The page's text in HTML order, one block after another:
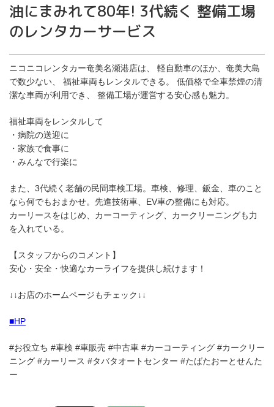
油にまみれて80年! 3代続く 整備工場
のレンタカーサービス
ニコニコレンタカー奄美名瀬港店は、 軽自動車のほか、奄美大島
で数少ない、 福祉車両もレンタルできる。 低価格で全車禁煙の清
潔な車両が利用でき、 整備工場が運営する安心感も魅力。
福祉車両をレンタルして
・病院の送迎に
・家族で食事に
・みんなで行楽に
また、3代続く老舗の民間車検工場。車検、修理、鈑金、車のこと
なら何でもおまかせ。先進技術車、EV車の整備にも対応。
カーリースをはじめ、カーコーティング、カークリーニングも力
を入れている。
【スタッフからのコメント】
安心・安全・快適なカーライフを提供し続けます！
↓↓お店のホームページもチェック↓↓
■HP
#お役立ち #車検 #車販売 #中古車 #カーコーティング #カークリー
ニング #カーリース #タバタオートセンター #たばたおーとせんた
ー